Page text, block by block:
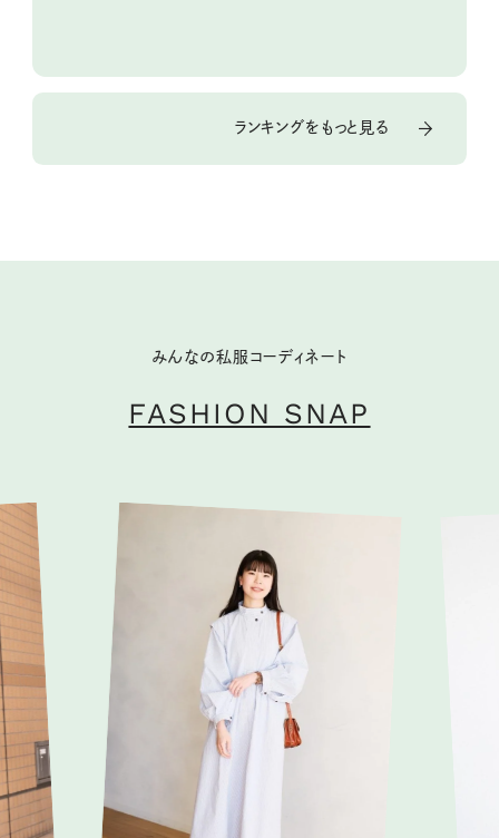
ランキングをもっと見る
みんなの私服コーディネート
FASHION SNAP